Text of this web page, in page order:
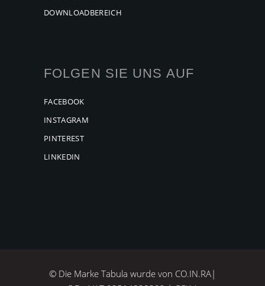
DOWNLOADBEREICH
FOLGEN SIE UNS AUF
FACEBOOK
INSTAGRAM
PINTEREST
LINKEDIN
© Die Marke Tabula wurde von CO.IN.RA|